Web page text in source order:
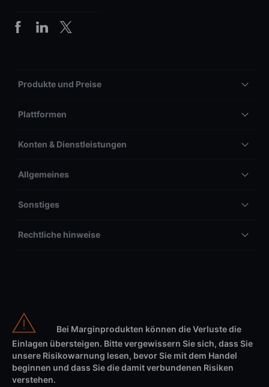
Produkte und Preise
Plattformen
Konten & Dienstleistungen
Allgemeines
Sonstiges
Rechtliche hinweise
Bei Marginprodukten können die Verluste die
Einlagen übersteigen. Bitte vergewissern Sie sich, dass Sie
unsere Risikowarnung lesen, bevor Sie mit dem Handel
beginnen und dass Sie die damit verbundenen Risiken
verstehen.